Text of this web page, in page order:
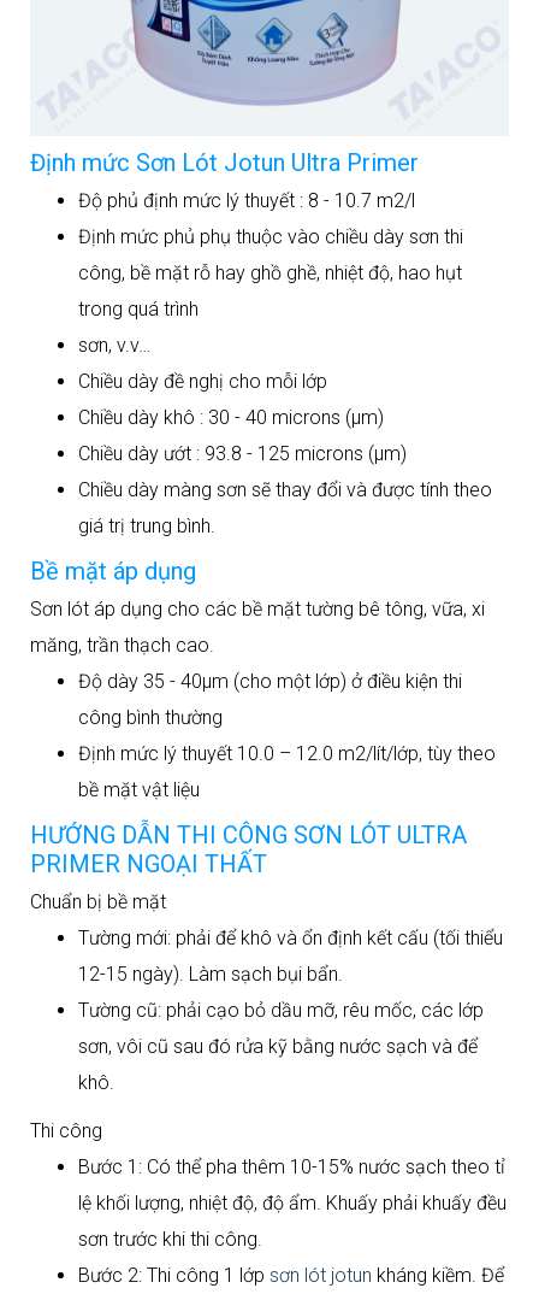
Định mức Sơn Lót Jotun Ultra Primer
Độ phủ định mức lý thuyết : 8 - 10.7 m2/l
Định mức phủ phụ thuộc vào chiều dày sơn thi
công, bề mặt rỗ hay ghồ ghề, nhiệt độ, hao hụt
trong quá trình
sơn, v.v…
Chiều dày đề nghị cho mỗi lớp
Chiều dày khô : 30 - 40 microns (μm)
Chiều dày ướt : 93.8 - 125 microns (μm)
Chiều dày màng sơn sẽ thay đổi và được tính theo
giá trị trung bình.
Bề mặt áp dụng
Sơn lót áp dụng cho các bề mặt tường bê tông, vữa, xi
măng, trần thạch cao.
Độ dày 35 - 40µm (cho một lớp) ở điều kiện thi
công bình thường
Định mức lý thuyết 10.0 – 12.0 m2/lít/lớp, tùy theo
bề mặt vật liệu
HƯỚNG DẪN THI CÔNG SƠN LÓT ULTRA
PRIMER NGOẠI THẤT
Chuẩn bị bề mặt
Tường mới: phải để khô và ổn định kết cấu (tối thiểu
12-15 ngày). Làm sạch bụi bẩn.
Tường cũ: phải cạo bỏ dầu mỡ, rêu mốc, các lớp
sơn, vôi cũ sau đó rửa kỹ bằng nước sạch và để
khô.
Thi công
Bước 1: Có thể pha thêm 10-15% nước sạch theo tỉ
lệ khối lượng, nhiệt độ, độ ẩm. Khuấy phải khuấy đều
sơn trước khi thi công.
Bước 2: Thi công 1 lớp sơn lót jotun kháng kiềm. Để